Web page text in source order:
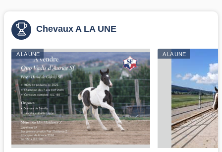
Chevaux A LA UNE
A LA UNE A LA UNE